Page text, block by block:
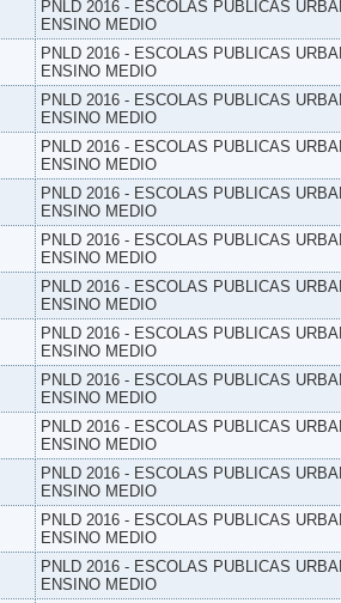
PNLD 2016 - ESCOLAS PUBLICAS
ENSINO MEDIO
PNLD 2016 - ESCOLAS PUBLICAS
ENSINO MEDIO
PNLD 2016 - ESCOLAS PUBLICAS
ENSINO MEDIO
PNLD 2016 - ESCOLAS PUBLICAS
ENSINO MEDIO
PNLD 2016 - ESCOLAS PUBLICAS
ENSINO MEDIO
PNLD 2016 - ESCOLAS PUBLICAS
ENSINO MEDIO
PNLD 2016 - ESCOLAS PUBLICAS
ENSINO MEDIO
PNLD 2016 - ESCOLAS PUBLICAS
ENSINO MEDIO
PNLD 2016 - ESCOLAS PUBLICAS
ENSINO MEDIO
PNLD 2016 - ESCOLAS PUBLICAS
ENSINO MEDIO
PNLD 2016 - ESCOLAS PUBLICAS
ENSINO MEDIO
PNLD 2016 - ESCOLAS PUBLICAS
ENSINO MEDIO
PNLD 2016 - ESCOLAS PUBLICAS
ENSINO MEDIO